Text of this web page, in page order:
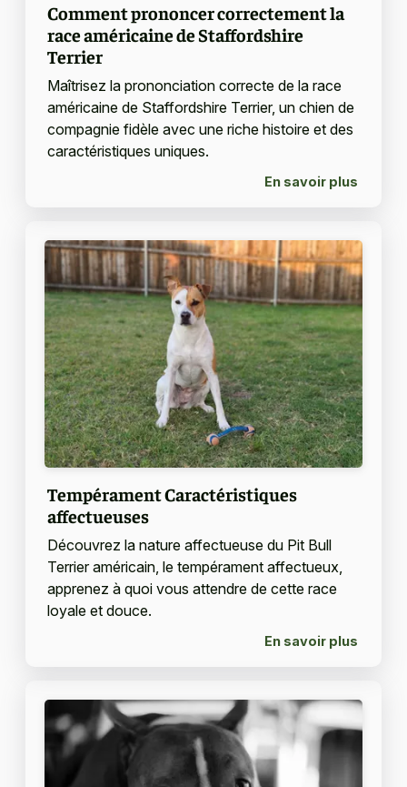
Comment prononcer correctement la
race américaine de Staffordshire
Terrier
Maîtrisez la prononciation correcte de la race
américaine de Staffordshire Terrier, un chien de
compagnie fidèle avec une riche histoire et des
caractéristiques uniques.
En savoir plus
Tempérament Caractéristiques
affectueuses
Découvrez la nature affectueuse du Pit Bull
Terrier américain, le tempérament affectueux,
apprenez à quoi vous attendre de cette race
loyale et douce.
En savoir plus